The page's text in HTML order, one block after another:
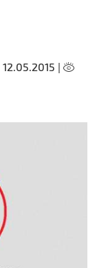
12.05.2015 |